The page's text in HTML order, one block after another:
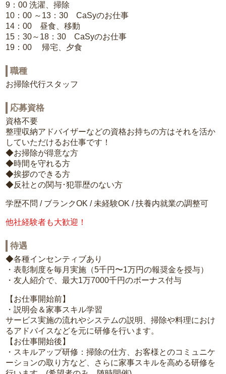
9：00 洗濯、掃除
10：00 ～13：30 CaSyのお仕事
14：00 昼食、移動
15：30～18：30 CaSyのお仕事
19：00 帰宅、夕食
職種
お掃除代行スタッフ
応募資格
資格不要
整理収納アドバイザーなどの資格お持ちの方はそれを活か
していただけるお仕事です！
◆お掃除が得意な方
◆時間を守れる方
◆挨拶のできる方
◆反社との関与･犯罪歴のない方
学歴不問 / ブランクOK / 未経験OK / 扶養内就業の調整可
他社経験者も大歓迎！
待遇
◆各種インセンティブあり
・表彰制度を毎月実施（5千円〜1万円の報奨金を授与）
・友人紹介で、最大1万7000千円のボーナス付与
【お仕事開始前】
・説明会＆家事スキル学習
サービス実施の流れやシステムの説明、掃除や料理におけ
るアドバイスなどを元に研修を行います。
【お仕事開始後】
・スキルアップ研修：掃除の仕方、お客様とのコミュニケ
ーションの取り方など、さらに家事スキルを高める研修を